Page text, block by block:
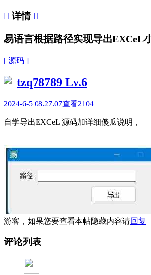
 详情 
易语言根据路径实现导出EXCeL
[ 源码 ]
tzq78789 Lv.6
2024-6-5 08:27:07查看2104
自学导出EXCeL 源码加详细傻瓜说明，
游客，如果您要查看本帖隐藏内容请回复
评论列表